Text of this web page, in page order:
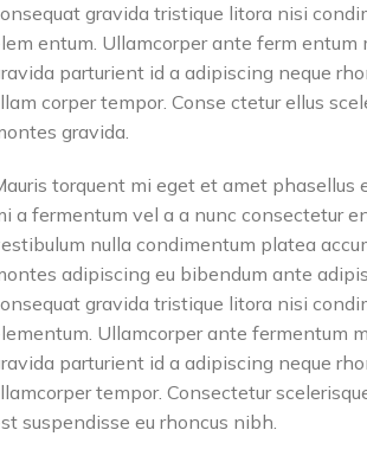
gravida tristique litora nisi
entum. Ullamcorper ante ferm entum
parturient id a adipiscing neque
corper tempor. Conse ctetur ellus
gravida.
torquent mi eget et amet phasellus
a fermentum vel a a nunc consectetur
nulla condimentum platea
adipiscing eu bibendum ante
gravida tristique litora nisi
Ullamcorper ante fermentum
parturient id a adipiscing neque
tempor. Consectetur
suspendisse eu rhoncus nibh.